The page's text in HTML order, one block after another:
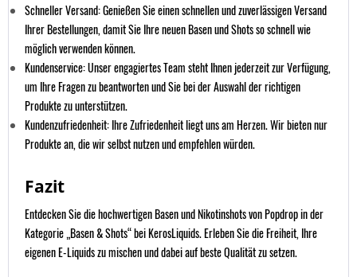
Schneller Versand:Genießen Sie einen schnellen und zuverlässigen Versand
Ihrer Bestellungen, damit Sie Ihre neuen Basen und Shots so schnell wie
möglich verwenden können.
Kundenservice:Unser engagiertes Team steht Ihnen jederzeit zur Verfügung,
um Ihre Fragen zu beantworten und Sie bei der Auswahl der richtigen
Produkte zu unterstützen.
Kundenzufriedenheit:Ihre Zufriedenheit liegt uns am Herzen. Wir bieten nur
Produkte an, die wir selbst nutzen und empfehlen würden.
Fazit
Entdecken Sie die hochwertigen Basen und Nikotinshots von Popdrop in der
Kategorie „Basen & Shots“ bei KerosLiquids. Erleben Sie die Freiheit, Ihre
eigenen E-Liquids zu mischen und dabei auf beste Qualität zu setzen.